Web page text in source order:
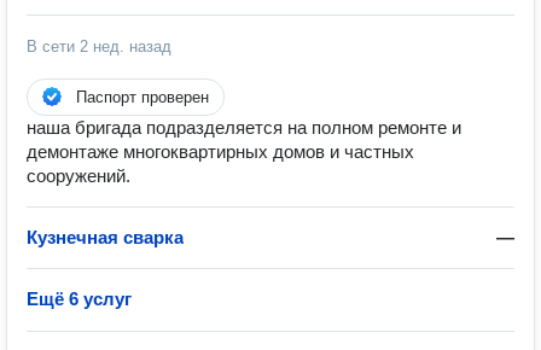
В сети 2 нед. назад
Паспорт проверен
наша бригада подразделяется на полном ремонте и
демонтаже многоквартирных домов и частных
сооружений.
Кузнечная сварка —
Ещё 6 услуг